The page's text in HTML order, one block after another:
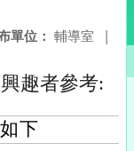
單位： 輔導室 |
趣者參考:
下